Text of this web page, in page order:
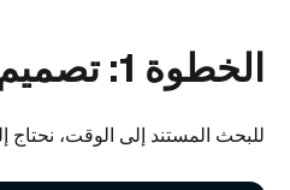
الخطوة 1: تصميم المخطط
للبحث المستند إلى الوقت، نحتاج